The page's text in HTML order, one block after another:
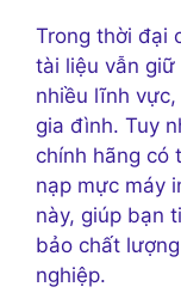
Trong thời đại
tài liệu vẫn
nhiều lĩnh
gia đình. Tuy
chính hãng có
nạp mực máy
này, giúp bạn
bảo chất
nghiệp.